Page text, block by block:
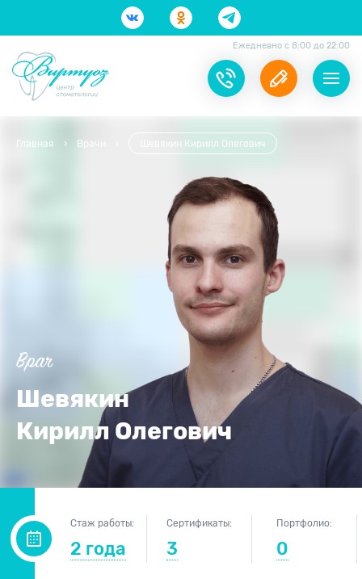
Ежедневно с 8:00 до 22:00
Главная › Врачи Шевякин Кирилл Олегович
Врач
Шевякин
Кирилл Олегович
Стаж работы:
2 года
Сертификаты:
3
Портфолио:
0